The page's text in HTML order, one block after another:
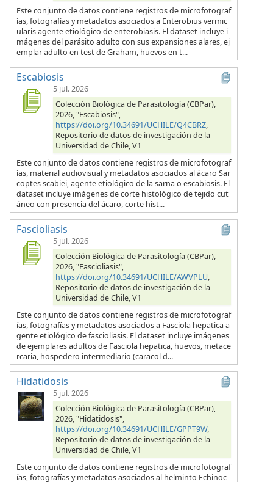
Este conjunto de datos contiene registros de microfotograf
ías, fotografías y metadatos asociados a Enterobius vermic
ularis agente etiológico de enterobiasis. El dataset incluye i
mágenes del parásito adulto con sus expansiones alares, ej
emplar adulto en test de Graham, huevos en t...
Escabiosis
5 jul. 2026
Colección Biológica de Parasitología (CBPar),
2026, "Escabiosis",
https://doi.org/10.34691/UCHILE/Q4CBRZ,
Repositorio de datos de investigación de la
Universidad de Chile, V1
Este conjunto de datos contiene registros de microfotograf
ías, material audiovisual y metadatos asociados al ácaro Sar
coptes scabiei, agente etiológico de la sarna o escabiosis. El
dataset incluye imágenes de corte histológico de tejido cut
áneo con presencia del ácaro, corte hist...
Fascioliasis
5 jul. 2026
Colección Biológica de Parasitología (CBPar),
2026, "Fascioliasis",
https://doi.org/10.34691/UCHILE/AWVPLU,
Repositorio de datos de investigación de la
Universidad de Chile, V1
Este conjunto de datos contiene registros de microfotograf
ías, fotografías y metadatos asociados a Fasciola hepatica a
gente etiológico de fascioliasis. El dataset incluye imágenes
de ejemplares adultos de Fasciola hepatica, huevos, metace
rcaria, hospedero intermediario (caracol d...
Hidatidosis
5 jul. 2026
Colección Biológica de Parasitología (CBPar),
2026, "Hidatidosis",
https://doi.org/10.34691/UCHILE/GPPT9W,
Repositorio de datos de investigación de la
Universidad de Chile, V1
Este conjunto de datos contiene registros de microfotograf
ías, fotografías y metadatos asociados al helminto Echinoc